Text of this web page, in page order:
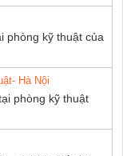
phòng kỹ thuật của
Hà Nội
phòng kỹ thuật